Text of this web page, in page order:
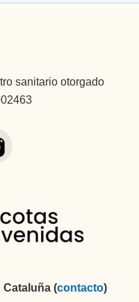
sanitario otorgado
(contacto)